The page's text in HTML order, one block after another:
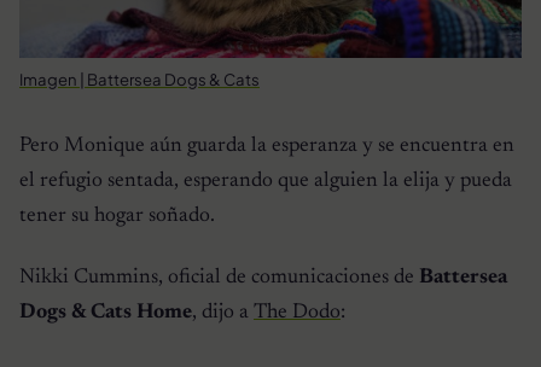
Imagen | Battersea Dogs & Cats
Pero Monique aún guarda la esperanza y se encuentra en
el refugio sentada, esperando que alguien la elija y pueda
tener su hogar soñado.
Nikki Cummins, oficial de comunicaciones de Battersea
Dogs & Cats Home, dijo a The Dodo: